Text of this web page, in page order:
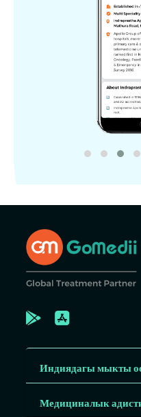
Индиядагы мыкты
Медициналык